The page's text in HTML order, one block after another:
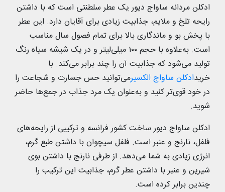
ادکلن مردانه ساواج دیور یک عطر سلطنتی است که با داشتن
رایحه تلخ و ملایم، جذابیت زیادی برای آقایان دارد. این عطر
با پخش بو و ماندگاری بالا برای تمام فصول سال مناسب
است. به‌علاوه با حجم ۱۰۰ میلی‌‌لیتر و در یک شیشه سیاه رنگ
تولید می‌شود که جذابیت آن را چند برابر می‌کند. با
خریدادکلن ساواج الکسیرمی‌توانید حس جسارت و شجاعت را
در خود قوی‌تر کنید و به‌عنوان یک مرد جذاب در جمع‌ها حاضر
شوید.
ادکلن ساواج دیور ساخت کشور فرانسه و ترکیبی از رایحه‌های
فلفل، نارنج و عنبر است. فلفل سیچوان با داشتن طبع گرم،
انرژی زیادی به شما می‌دهد. از طرفی نارنج با داشتن بوی
شیرین و عنبر با داشتن عطر گرم، جذابیت این ترکیب را
چندین برابر کرده است.